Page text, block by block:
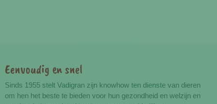
Voordelen
Eenvoudig en snel
Sinds 1955 stelt Vadigran zijn knowhow ten dienste van dieren
om hen het beste te bieden voor hun gezondheid en welzijn en